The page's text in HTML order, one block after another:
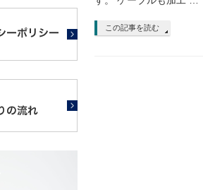
この記事を読む